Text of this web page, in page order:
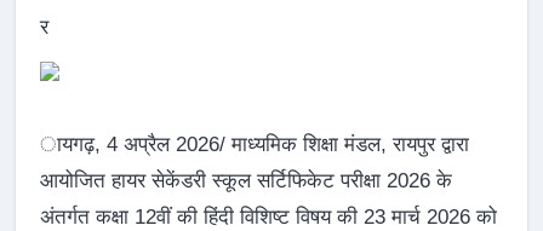
र
ायगढ़, 4 अप्रैल 2026/ माध्यमिक शिक्षा मंडल, रायपुर द्वारा
आयोजित हायर सेकेंडरी स्कूल सर्टिफिकेट परीक्षा 2026 के
अंतर्गत कक्षा 12वीं की हिंदी विशिष्ट विषय की 23 मार्च 2026 को